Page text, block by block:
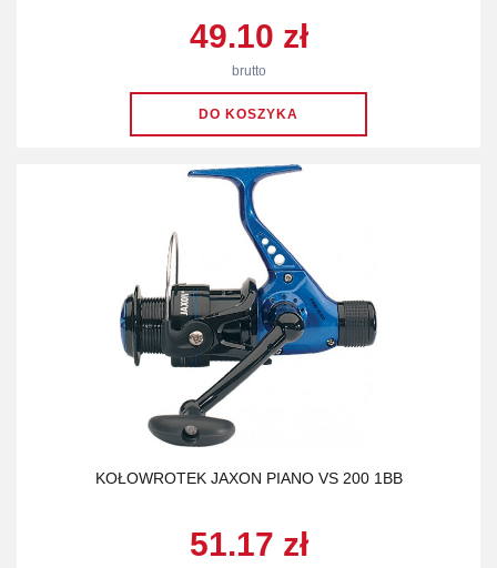
49.10 zł
brutto
KOŁOWROTEK JAXON PIANO VS 200 1BB
51.17 zł